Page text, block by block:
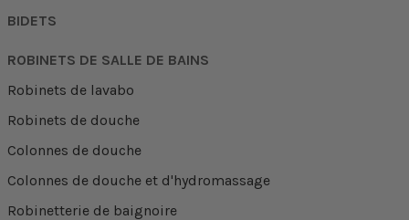
BIDETS
ROBINETS DE SALLE DE BAINS
Robinets de lavabo
Robinets de douche
Colonnes de douche
Colonnes de douche et d'hydromassage
Robinetterie de baignoire